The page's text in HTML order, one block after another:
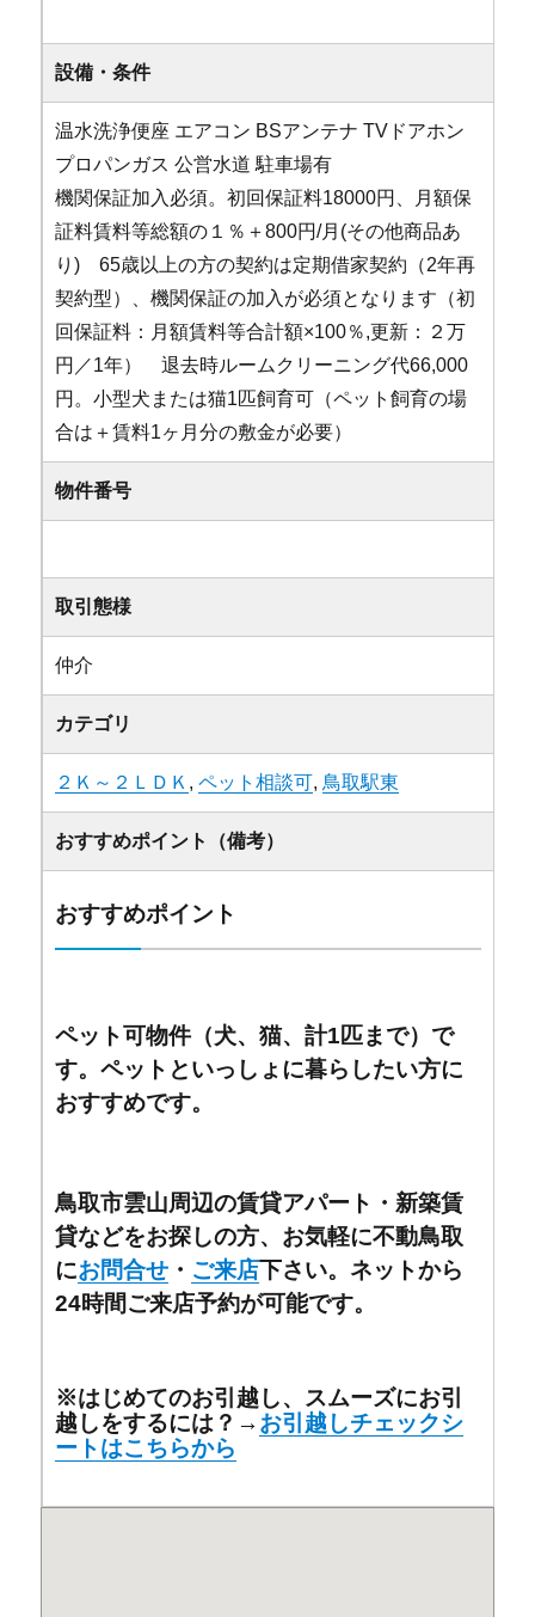
設備・条件
温水洗浄便座 エアコン BSアンテナ TVドアホン
プロパンガス 公営水道 駐車場有
機関保証加入必須。初回保証料18000円、月額保
証料賃料等総額の１％＋800円/月(その他商品あ
り) 65歳以上の方の契約は定期借家契約（2年再
契約型）、機関保証の加入が必須となります（初
回保証料：月額賃料等合計額×100％,更新：２万
円／1年） 退去時ルームクリーニング代66,000
円。小型犬または猫1匹飼育可（ペット飼育の場
合は＋賃料1ヶ月分の敷金が必要）
物件番号
取引態様
仲介
カテゴリ
２Ｋ～２ＬＤＫ ,ペット相談可, 鳥取駅東
おすすめポイント（備考）
おすすめポイント
ペット可物件（犬、猫、計1匹まで）で
す。ペットといっしょに暮らしたい方に
おすすめです。
鳥取市雲山周辺の賃貸アパート・新築賃
貸などをお探しの方、お気軽に不動鳥取
にお問合せ ・ ご来店下さい。ネットから
24時間ご来店予約が可能です。
※はじめてのお引越し、スムーズにお引
越しをするには？→ お引越しチェックシ
ートはこちらから